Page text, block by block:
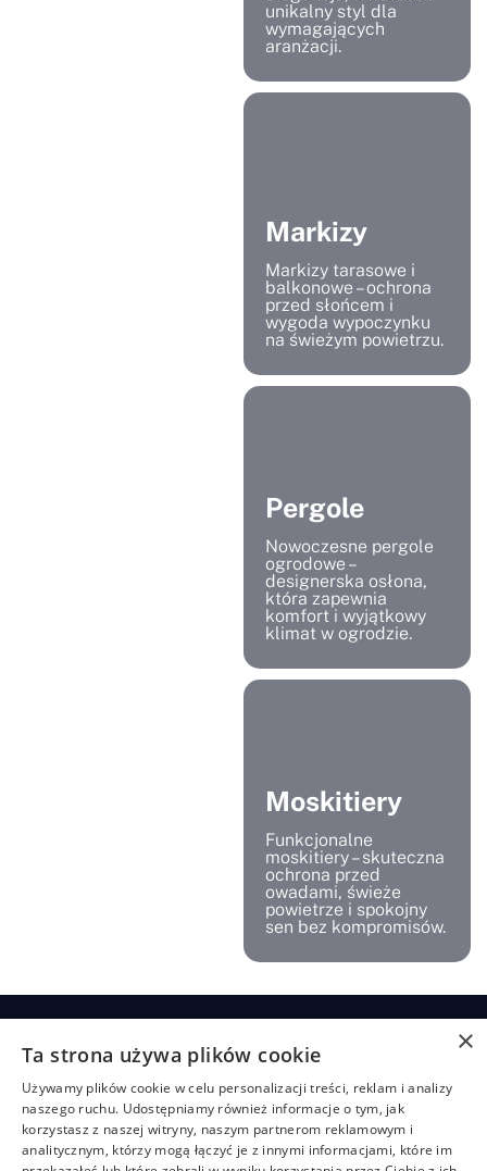
unikalny styl dla
wymagających
aranżacji.
Markizy
Markizy tarasowe i
balkonowe – ochrona
przed słońcem i
wygoda wypoczynku
na świeżym powietrzu.
Pergole
Nowoczesne pergole
ogrodowe –
designerska osłona,
która zapewnia
komfort i wyjątkowy
klimat w ogrodzie.
Moskitiery
Funkcjonalne
moskitiery – skuteczna
ochrona przed
owadami, świeże
powietrze i spokojny
sen bez kompromisów.
+48
507
704
919
Żaluzje
Żaluzje
bambusowe
Żaluzje
drewniane
Rolety
Rolety
dzień/noc
Rolety
materiałowe
Pozostałe
Shuttersy
Markizy
Moskitiery
Pergole
Strona
główna
O
nas
linki
Polityka
prywatności
Regulamin
×
Ta strona używa plików cookie
Używamy plików cookie w celu personalizacji treści, reklam i analizy
naszego ruchu. Udostępniamy również informacje o tym, jak
korzystasz z naszej witryny, naszym partnerom reklamowym i
analitycznym, którzy mogą łączyć je z innymi informacjami, które im